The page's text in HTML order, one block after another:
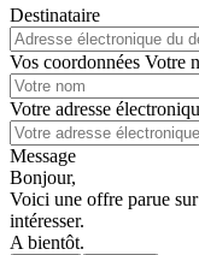
Destinataire
Vos coordonnées Votre
Votre adresse
Message
Bonjour,
Voici une offre parue
intéresser.
A bientôt.